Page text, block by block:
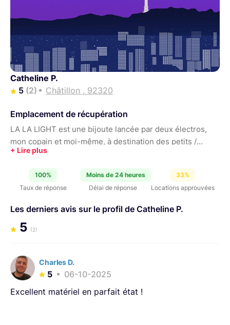
Catheline P.
5 (2) Châtillon , 92320
Emplacement de récupération
LA LA LIGHT est une bijoute lancée par deux électros,
mon copain et moi-même, à destination des petits /
moyens budgets. Notre but est de vous aider à réaliser
100%
Taux de réponse
Moins de 24 heures
Délai de réponse
33%
Locations approuvées
Les derniers avis sur le profil de Catheline P.
5 (2)
Charles D.
5
06-10-2025
Excellent matériel en parfait état !